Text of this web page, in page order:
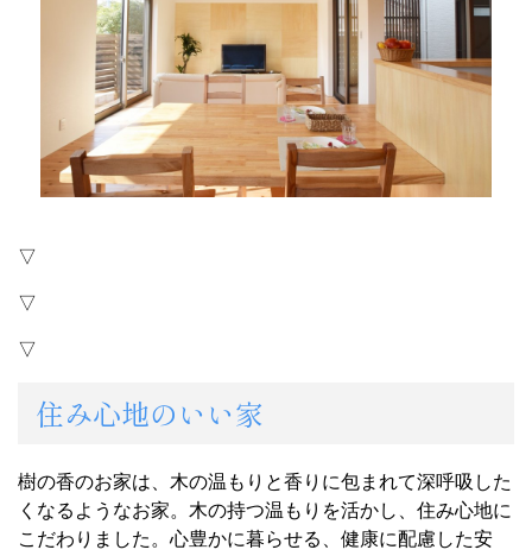
▽
▽
▽
住み心地のいい家
樹の香のお家は、木の温もりと香りに包まれて深呼吸した
くなるようなお家。木の持つ温もりを活かし、住み心地に
こだわりました。心豊かに暮らせる、健康に配慮した安